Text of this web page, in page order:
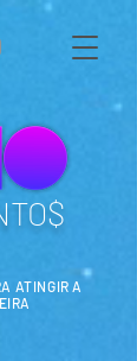
ATINGIR A